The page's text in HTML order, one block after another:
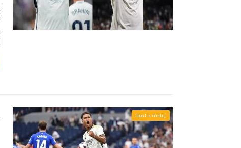
رياضة عالمية